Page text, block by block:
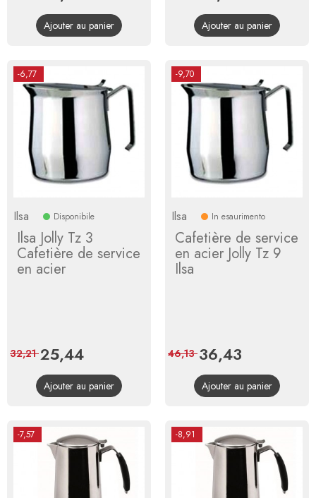
de
base
Ajouter au panier
de
base
Ajouter au panier
-6,77
Ilsa Disponibile
Ilsa Jolly Tz 3
Cafetière de service
en acier
Prix
25,44
de
base
32,21
Ajouter au panier
-9,70
Ilsa In esaurimento
Cafetière de service
en acier Jolly Tz 9
Ilsa
Prix
36,43
de
base
46,13
Ajouter au panier
-7,57 -8,91